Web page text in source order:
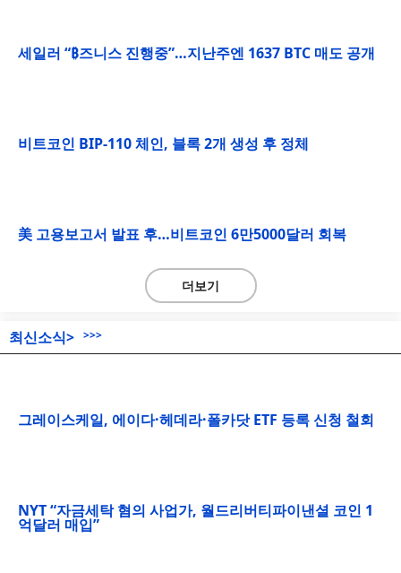
세일러 “₿즈니스 진행중”…지난주엔 1637 BTC 매도 공개
비트코인 BIP-110 체인, 블록 2개 생성 후 정체
美 고용보고서 발표 후…비트코인 6만5000달러 회복
더보기
최신소식> >>>
그레이스케일, 에이다·헤데라·폴카닷 ETF 등록 신청 철회
NYT “자금세탁 혐의 사업가, 월드리버티파이낸셜 코인 1
억달러 매입”